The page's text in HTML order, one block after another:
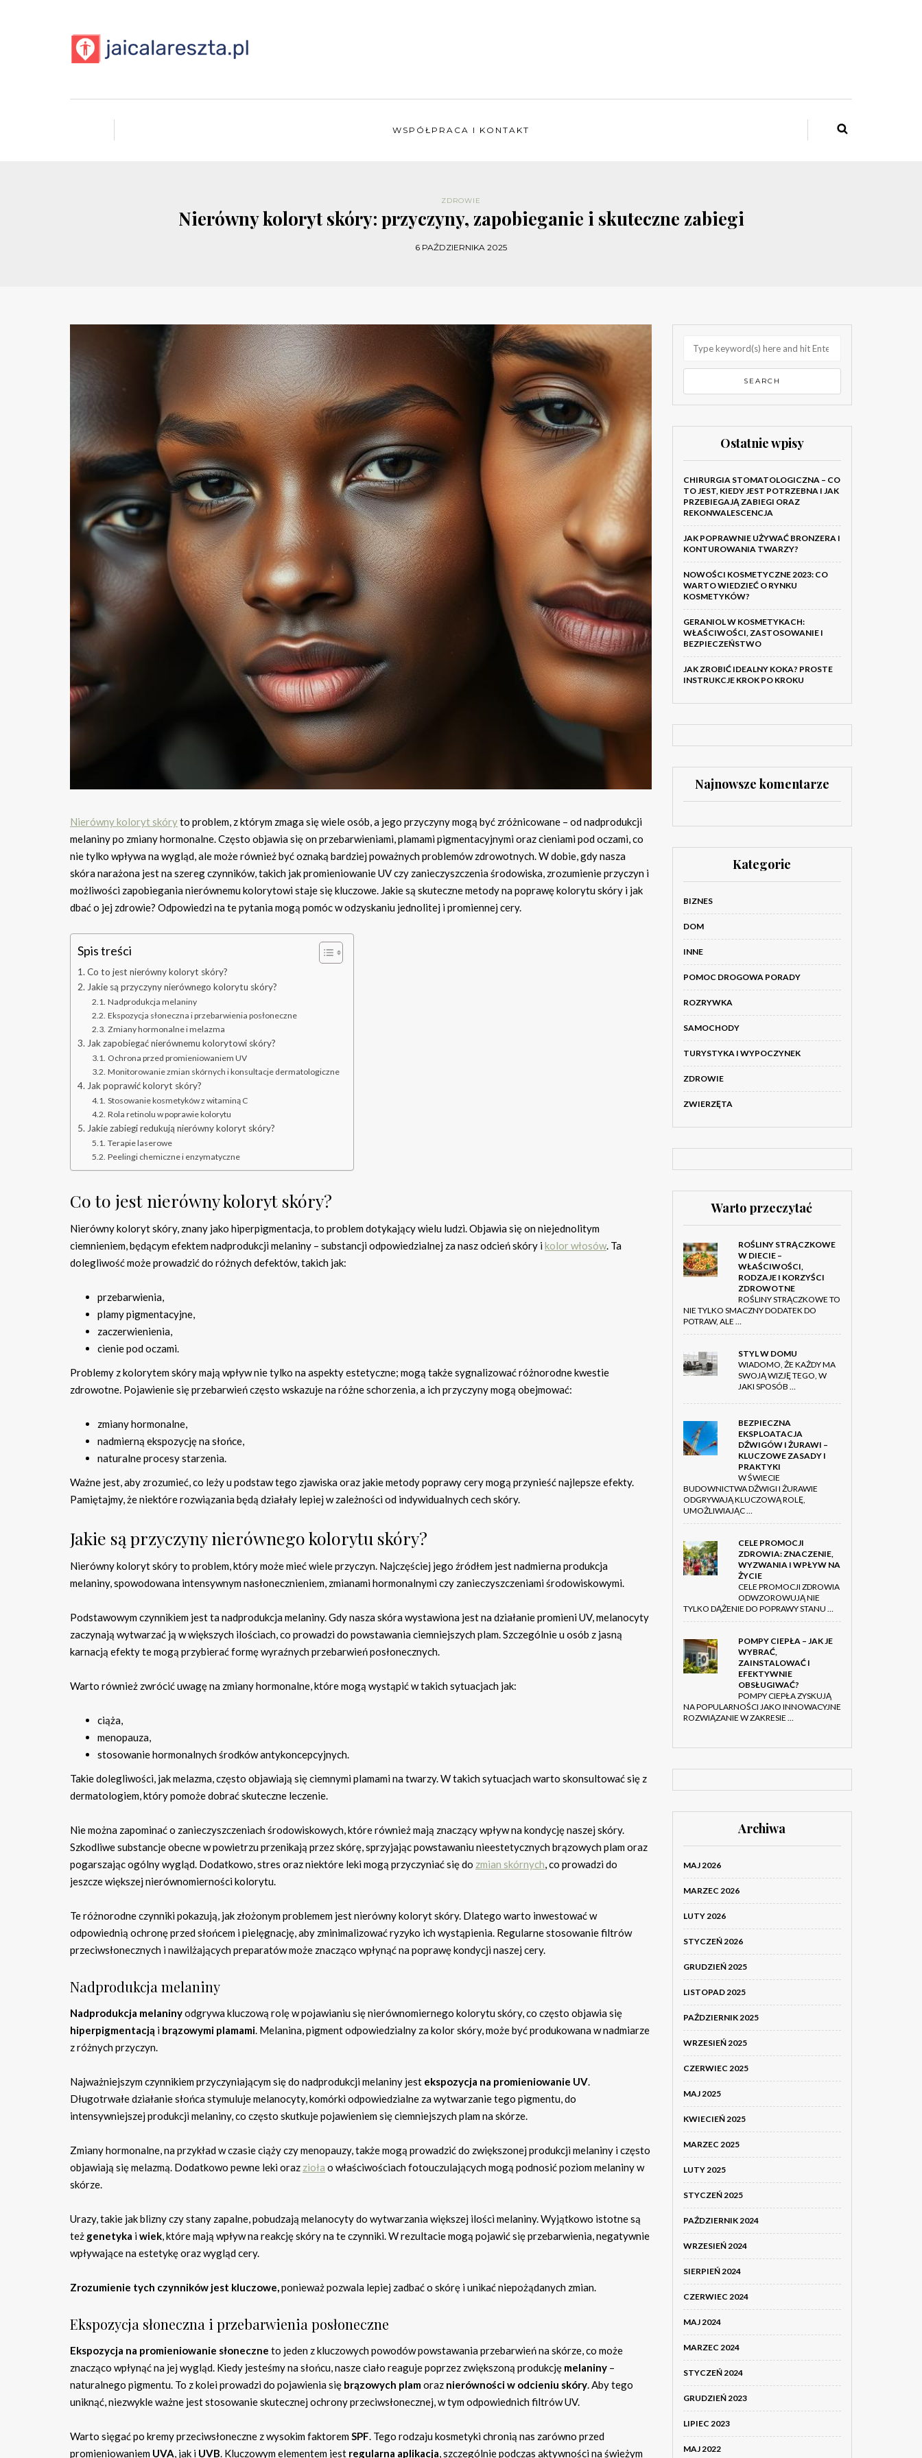
WSPÓŁPRACA I KONTAKT
ZDROWIE
Nierówny koloryt skóry: przyczyny, zapobieganie i skuteczne zabiegi
6 PAŹDZIERNIKA 2025
Nierówny koloryt skóryto problem, z którym zmaga się wiele osób, a jego przyczyny mogą być zróżnicowane – od nadprodukcji
melaniny po zmiany hormonalne. Często objawia się on przebarwieniami, plamami pigmentacyjnymi oraz cieniami pod oczami, co
nie tylko wpływa na wygląd, ale może również być oznaką bardziej poważnych problemów zdrowotnych. W dobie, gdy nasza
skóra narażona jest na szereg czynników, takich jak promieniowanie UV czy zanieczyszczenia środowiska, zrozumienie przyczyn i
możliwości zapobiegania nierównemu kolorytowi staje się kluczowe. Jakie są skuteczne metody na poprawę kolorytu skóry i jak
dbać o jej zdrowie? Odpowiedzi na te pytania mogą pomóc w odzyskaniu jednolitej i promiennej cery.
Spis treści
Co to jest nierówny koloryt skóry?
Jakie są przyczyny nierównego kolorytu skóry?
Nadprodukcja melaniny
Ekspozycja słoneczna i przebarwienia posłoneczne
Zmiany hormonalne i melazma
Jak zapobiegać nierównemu kolorytowi skóry?
Ochrona przed promieniowaniem UV
Monitorowanie zmian skórnych i konsultacje dermatologiczne
Jak poprawić koloryt skóry?
Stosowanie kosmetyków z witaminą C
Rola retinolu w poprawie kolorytu
Jakie zabiegi redukują nierówny koloryt skóry?
Terapie laserowe
Peelingi chemiczne i enzymatyczne
Co to jest nierówny koloryt skóry?
Nierówny koloryt skóry, znany jako hiperpigmentacja, to problem dotykający wielu ludzi. Objawia się on niejednolitym
ciemnieniem, będącym efektem nadprodukcji melaniny – substancji odpowiedzialnej za nasz odcień skóry ikolor włosów. Ta
dolegliwość może prowadzić do różnych defektów, takich jak:
przebarwienia,
plamy pigmentacyjne,
zaczerwienienia,
cienie pod oczami.
Problemy z kolorytem skóry mają wpływ nie tylko na aspekty estetyczne; mogą także sygnalizować różnorodne kwestie
zdrowotne. Pojawienie się przebarwień często wskazuje na różne schorzenia, a ich przyczyny mogą obejmować:
zmiany hormonalne,
nadmierną ekspozycję na słońce,
naturalne procesy starzenia.
Ważne jest, aby zrozumieć, co leży u podstaw tego zjawiska oraz jakie metody poprawy cery mogą przynieść najlepsze efekty.
Pamiętajmy, że niektóre rozwiązania będą działały lepiej w zależności od indywidualnych cech skóry.
Jakie są przyczyny nierównego kolorytu skóry?
Nierówny koloryt skóry to problem, który może mieć wiele przyczyn. Najczęściej jego źródłem jest nadmierna produkcja
melaniny, spowodowana intensywnym nasłonecznieniem, zmianami hormonalnymi czy zanieczyszczeniami środowiskowymi.
Podstawowym czynnikiem jest ta nadprodukcja melaniny. Gdy nasza skóra wystawiona jest na działanie promieni UV, melanocyty
zaczynają wytwarzać ją w większych ilościach, co prowadzi do powstawania ciemniejszych plam. Szczególnie u osób z jasną
karnacją efekty te mogą przybierać formę wyraźnych przebarwień posłonecznych.
Warto również zwrócić uwagę na zmiany hormonalne, które mogą wystąpić w takich sytuacjach jak:
ciąża,
menopauza,
stosowanie hormonalnych środków antykoncepcyjnych.
Takie dolegliwości, jak melazma, często objawiają się ciemnymi plamami na twarzy. W takich sytuacjach warto skonsultować się z
dermatologiem, który pomoże dobrać skuteczne leczenie.
Nie można zapominać o zanieczyszczeniach środowiskowych, które również mają znaczący wpływ na kondycję naszej skóry.
Szkodliwe substancje obecne w powietrzu przenikają przez skórę, sprzyjając powstawaniu nieestetycznych brązowych plam oraz
pogarszając ogólny wygląd. Dodatkowo, stres oraz niektóre leki mogą przyczyniać się do zmian skórnych, co prowadzi do
jeszcze większej nierównomierności kolorytu.
Te różnorodne czynniki pokazują, jak złożonym problemem jest nierówny koloryt skóry. Dlatego warto inwestować w
odpowiednią ochronę przed słońcem i pielęgnację, aby zminimalizować ryzyko ich wystąpienia. Regularne stosowanie filtrów
przeciwsłonecznych i nawilżających preparatów może znacząco wpłynąć na poprawę kondycji naszej cery.
Nadprodukcja melaniny
Nadprodukcja melaninyodgrywa kluczową rolę w pojawianiu się nierównomiernego kolorytu skóry, co często objawia się
hiperpigmentacją i brązowymi plamami. Melanina, pigment odpowiedzialny za kolor skóry, może być produkowana w nadmiarze
z różnych przyczyn.
Najważniejszym czynnikiem przyczyniającym się do nadprodukcji melaniny jest ekspozycja na promieniowanie UV.
Długotrwałe działanie słońca stymuluje melanocyty, komórki odpowiedzialne za wytwarzanie tego pigmentu, do
intensywniejszej produkcji melaniny, co często skutkuje pojawieniem się ciemniejszych plam na skórze.
Zmiany hormonalne, na przykład w czasie ciąży czy menopauzy, także mogą prowadzić do zwiększonej produkcji melaniny i często
objawiają się melazmą. Dodatkowo pewne leki oraz zioła o właściwościach fotouczulających mogą podnosić poziom melaniny w
skórze.
Urazy, takie jak blizny czy stany zapalne, pobudzają melanocyty do wytwarzania większej ilości melaniny. Wyjątkowo istotne są
też genetyka iwiek, które mają wpływ na reakcję skóry na te czynniki. W rezultacie mogą pojawić się przebarwienia, negatywnie
wpływające na estetykę oraz wygląd cery.
Zrozumienie tych czynników jest kluczowe,ponieważ pozwala lepiej zadbać o skórę i unikać niepożądanych zmian.
Ekspozycja słoneczna i przebarwienia posłoneczne
Ekspozycja na promieniowanie słoneczne to jeden z kluczowych powodów powstawania przebarwień na skórze, co może
znacząco wpłynąć na jej wygląd. Kiedy jesteśmy na słońcu, nasze ciało reaguje poprzez zwiększoną produkcję melaniny –
naturalnego pigmentu. To z kolei prowadzi do pojawienia się brązowych plamoraz nierówności w odcieniu skóry. Aby tego
uniknąć, niezwykle ważne jest stosowanie skutecznej ochrony przeciwsłonecznej, w tym odpowiednich filtrów UV.
Warto sięgać po kremy przeciwsłoneczne z wysokim faktoremSPF. Tego rodzaju kosmetyki chronią nas zarówno przed
promieniowaniem UVA, jak i UVB. Kluczowym elementem jest regularna aplikacja, szczególnie podczas aktywności na świeżym
Ostatnie wpisy
CHIRURGIA STOMATOLOGICZNA – CO
TO JEST, KIEDY JEST POTRZEBNA I JAK
PRZEBIEGAJĄ ZABIEGI ORAZ
REKONWALESCENCJA
JAK POPRAWNIE UŻYWAĆ BRONZERA I
KONTUROWANIA TWARZY?
NOWOŚCI KOSMETYCZNE 2023: CO
WARTO WIEDZIEĆ O RYNKU
KOSMETYKÓW?
GERANIOL W KOSMETYKACH:
WŁAŚCIWOŚCI, ZASTOSOWANIE I
BEZPIECZEŃSTWO
JAK ZROBIĆ IDEALNY KOKA? PROSTE
INSTRUKCJE KROK PO KROKU
Najnowsze komentarze
Kategorie
BIZNES
DOM
INNE
POMOC DROGOWA PORADY
ROZRYWKA
SAMOCHODY
TURYSTYKA I WYPOCZYNEK
ZDROWIE
ZWIERZĘTA
Warto przeczytać
ROŚLINY STRĄCZKOWE
W DIECIE –
WŁAŚCIWOŚCI,
RODZAJE I KORZYŚCI
ZDROWOTNE
ROŚLINY STRĄCZKOWE TO
NIE TYLKO SMACZNY DODATEK DO
POTRAW, ALE …
STYL W DOMU
WIADOMO, ŻE KAŻDY MA
SWOJĄ WIZJĘ TEGO, W
JAKI SPOSÓB …
BEZPIECZNA
EKSPLOATACJA
DŹWIGÓW I ŻURAWI –
KLUCZOWE ZASADY I
PRAKTYKI
W ŚWIECIE
BUDOWNICTWA DŹWIGI I ŻURAWIE
ODGRYWAJĄ KLUCZOWĄ ROLĘ,
UMOŻLIWIAJĄC …
CELE PROMOCJI
ZDROWIA: ZNACZENIE,
WYZWANIA I WPŁYW NA
ŻYCIE
CELE PROMOCJI ZDROWIA
ODWZOROWUJĄ NIE
TYLKO DĄŻENIE DO POPRAWY STANU …
POMPY CIEPŁA – JAK JE
WYBRAĆ,
ZAINSTALOWAĆ I
EFEKTYWNIE
OBSŁUGIWAĆ?
POMPY CIEPŁA ZYSKUJĄ
NA POPULARNOŚCI JAKO INNOWACYJNE
ROZWIĄZANIE W ZAKRESIE …
Archiwa
MAJ 2026
MARZEC 2026
LUTY 2026
STYCZEŃ 2026
GRUDZIEŃ 2025
LISTOPAD 2025
PAŹDZIERNIK 2025
WRZESIEŃ 2025
CZERWIEC 2025
MAJ 2025
KWIECIEŃ 2025
MARZEC 2025
LUTY 2025
STYCZEŃ 2025
PAŹDZIERNIK 2024
WRZESIEŃ 2024
SIERPIEŃ 2024
CZERWIEC 2024
MAJ 2024
MARZEC 2024
STYCZEŃ 2024
GRUDZIEŃ 2023
LIPIEC 2023
MAJ 2022